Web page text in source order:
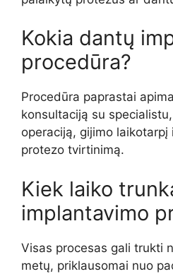
Kokia dantų
procedūra?
Procedūra paprastai
konsultaciją su
operaciją, gijimo
protezo tvirtinimą.
Kiek laiko
implantavimo
Visas procesas gali trukti
metų, priklausomai nuo